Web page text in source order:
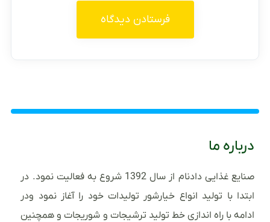
درباره ما
صنایع غذایی دادنام از سال 1392 شروع به فعالیت نمود. در
ابتدا با تولید انواع خیارشور تولیدات خود را آغاز نمود ودر
ادامه با راه اندازی خط تولید ترشیجات و شوریجات و همچنین